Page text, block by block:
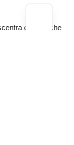
en typische